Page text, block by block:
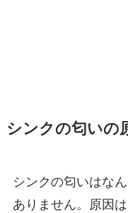
シンクの匂いの
シンクの匂いはな
ありません。原因